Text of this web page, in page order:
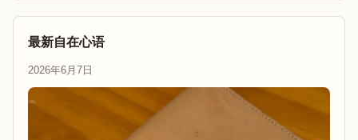
最新自在心语
2026年6月7日